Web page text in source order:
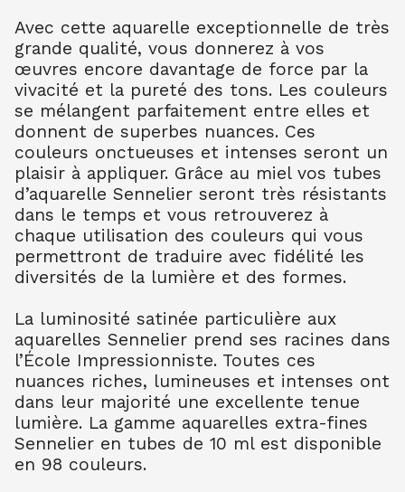
AQUARELLE EXTRA FINE TUBE 10 ML
TURQU PHTALO 341
8.80€ TTC 8.80 € TTC
AQUARELLE EXTRA FINE TUBE 10 ML
BLEU INDENTHR 395
10.00 € TTC
AQUARELLE EXTRA FINE TUBE 10 ML
TER OMB BR 202
7.90€ TTC 7.89€ TTC
AQUARELLE EXTRA FINE TUBE 10 ML
TER OMB NAT 205
7.90 € TTC 7.89€ TTC
AQUARELLE EXTRA FINE TUBE 10 ML
7.90€ TTC 7.89 € TTC
AQUARELLE EXTRA FINE TUBE 10 ML
TER SIEN BR 211
7.90€ TTC 7.89€ TTC
AQUARELLE EXTRA FINE TUBE 10 ML
TERRE VERT NAT 213
7.90 € TTC 7.89 € TTC
Avec cette aquarelle exceptionnelle de très
grande qualité, vous donnerez à vos
œuvres encore davantage de force par la
vivacité et la pureté des tons. Les couleurs
se mélangent parfaitement entre elles et
donnent de superbes nuances. Ces
couleurs onctueuses et intenses seront un
plaisir à appliquer. Grâce au miel vos tubes
d’aquarelle Sennelier seront très résistants
dans le temps et vous retrouverez à
chaque utilisation des couleurs qui vous
permettront de traduire avec fidélité les
diversités de la lumière et des formes.
La luminosité satinée particulière aux
aquarelles Sennelier prend ses racines dans
l’École Impressionniste. Toutes ces
nuances riches, lumineuses et intenses ont
dans leur majorité une excellente tenue
lumière. La gamme aquarelles extra-fines
Sennelier en tubes de 10 ml est disponible
en 98 couleurs.